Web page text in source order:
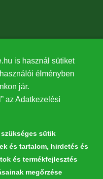
eseményeinkről!
is használ sütiket
élményben
jár.
az Adatkezelési
sütik
és tartalom, hirdetés és
és termékfejlesztés
megőrzése